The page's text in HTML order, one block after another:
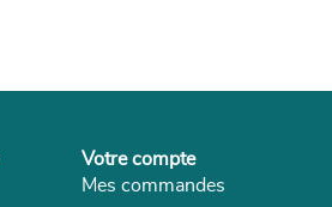
Votre compte
Mes commandes